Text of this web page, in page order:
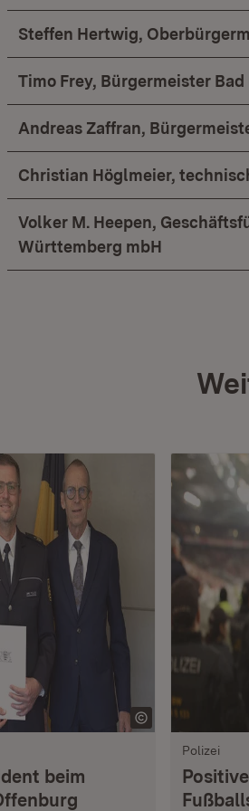
Steffen Hertwig,
Timo Frey, Bürgermeister
Andreas Zaffran,
Christian Höglmeier,
Volker M. Heepen,
Württemberg mbH
beim
Polizei